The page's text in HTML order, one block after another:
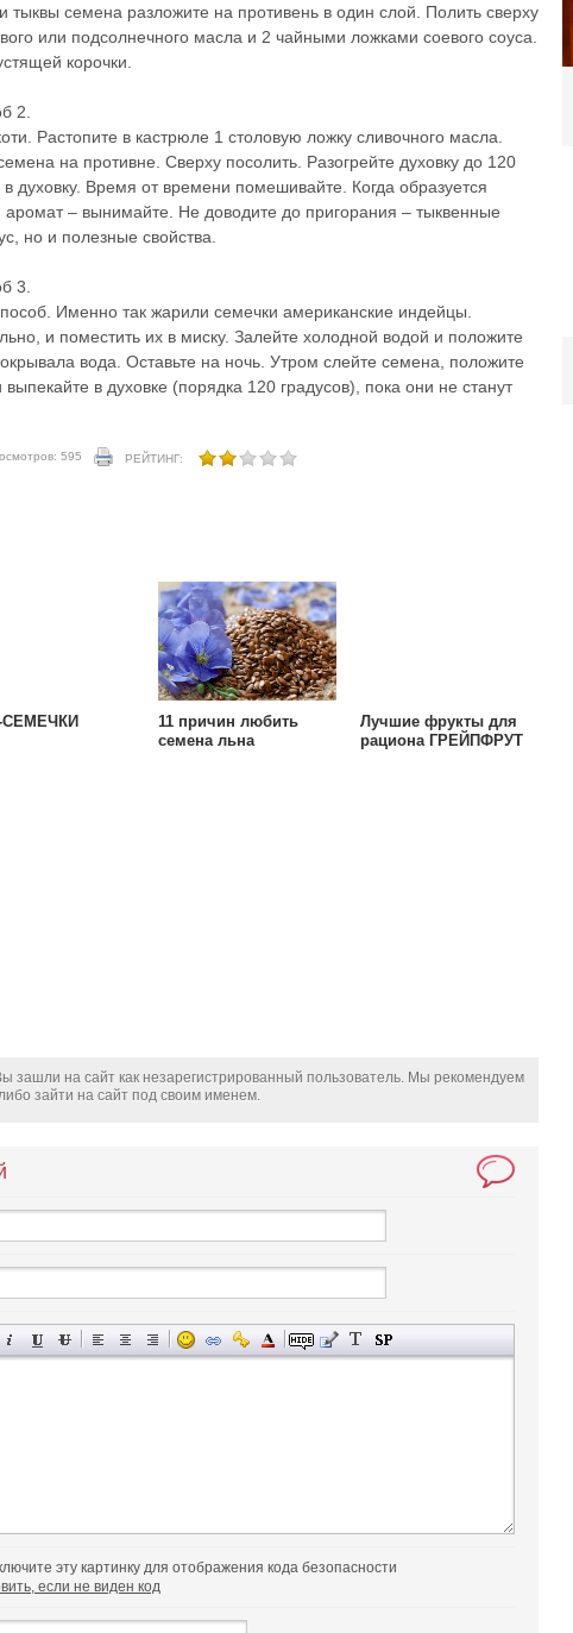
тыквы семена разложите на противень в один слой. Полить сверху
или подсолнечного масла и 2 чайными ложками соевого соуса.
корочки.
2.
Растопите в кастрюле 1 столовую ложку сливочного масла.
на противне. Сверху посолить. Разогрейте духовку до 120
в духовку. Время от времени помешивайте. Когда образуется
аромат – вынимайте. Не доводите до пригорания – тыквенные
но и полезные свойства.
3.
Именно так жарили семечки американские индейцы.
и поместить их в миску. Залейте холодной водой и положите
вода. Оставьте на ночь. Утром слейте семена, положите
в духовке (порядка 120 градусов), пока они не станут
595 РЕЙТИНГ:
СЕМЕЧКИ
11 причин любить
семена льна
Лучшие фрукты для
рациона ГРЕЙПФРУТ
зашли на сайт как незарегистрированный пользователь. Мы рекомендуем
зайти на сайт под своим именем.
если не виден код